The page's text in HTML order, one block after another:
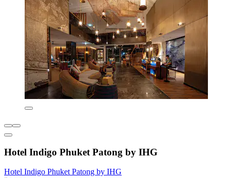
Hotel Indigo Phuket Patong by IHG
Hotel Indigo Phuket Patong by IHG